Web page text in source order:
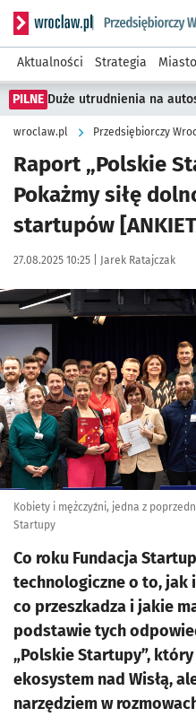
Serwis informacyjny
Aktualności Strategia Miasto
PILNE Duże utrudnienia na
wroclaw.pl Przedsiębiorczy
Raport „Polskie
Pokażmy siłę
startupów
Data publikacji:
27.08.2025 10:25 | Autor:
Jarek Ratajczak
Kliknij, aby powiększyć
Kobiety i mężczyźni, jedna z
Startupy
Co roku Fundacja
technologiczne o to, jak
co przeszkadza i jakie
podstawie tych
„Polskie Startupy”,
ekosystem nad Wisłą,
narzędziem w